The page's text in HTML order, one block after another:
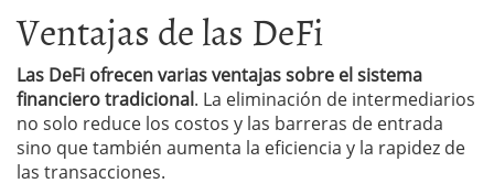
Ventajas de las DeFi
Las DeFi ofrecen varias ventajas sobre el sistema
financiero tradicional. La eliminación de intermediarios
no solo reduce los costos y las barreras de entrada
sino que también aumenta la eficiencia y la rapidez de
las transacciones.